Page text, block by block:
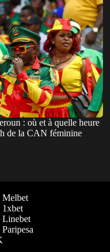
: où et à quelle heure
de la CAN féminine
Melbet
1xbet
Linebet